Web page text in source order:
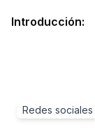
Introducción:
Redes sociales